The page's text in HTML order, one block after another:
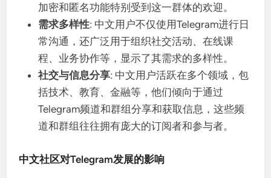
加密和匿名功能特别受到这一群体的欢迎。
需求多样性: 中文用户不仅使用Telegram进行日
常沟通，还广泛用于组织社交活动、在线课
程、业务协作等，显示了其需求的多样性。
社交与信息分享: 中文用户活跃在多个领域，包
括技术、教育、金融等，他们倾向于通过
Telegram频道和群组分享和获取信息，这些频
道和群组往往拥有庞大的订阅者和参与者。
中文社区对Telegram发展的影响